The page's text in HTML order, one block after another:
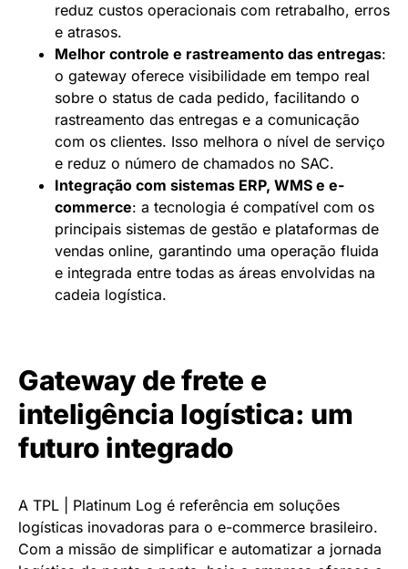
reduz custos operacionais com retrabalho, erros
e atrasos.
Melhor controle e rastreamento das entregas:
o gateway oferece visibilidade em tempo real
sobre o status de cada pedido, facilitando o
rastreamento das entregas e a comunicação
com os clientes. Isso melhora o nível de serviço
e reduz o número de chamados no SAC.
Integração com sistemas ERP, WMS e e-
commerce: a tecnologia é compatível com os
principais sistemas de gestão e plataformas de
vendas online, garantindo uma operação fluida
e integrada entre todas as áreas envolvidas na
cadeia logística.
Gateway de frete e
inteligência logística: um
futuro integrado
A TPL | Platinum Log é referência em soluções
logísticas inovadoras para o e-commerce brasileiro.
Com a missão de simplificar e automatizar a jornada